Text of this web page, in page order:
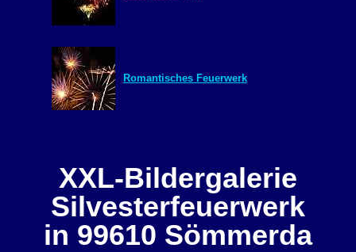
Romantisches Feuerwerk
XXL-Bildergalerie
Silvesterfeuerwerk
in 99610 Sömmerda